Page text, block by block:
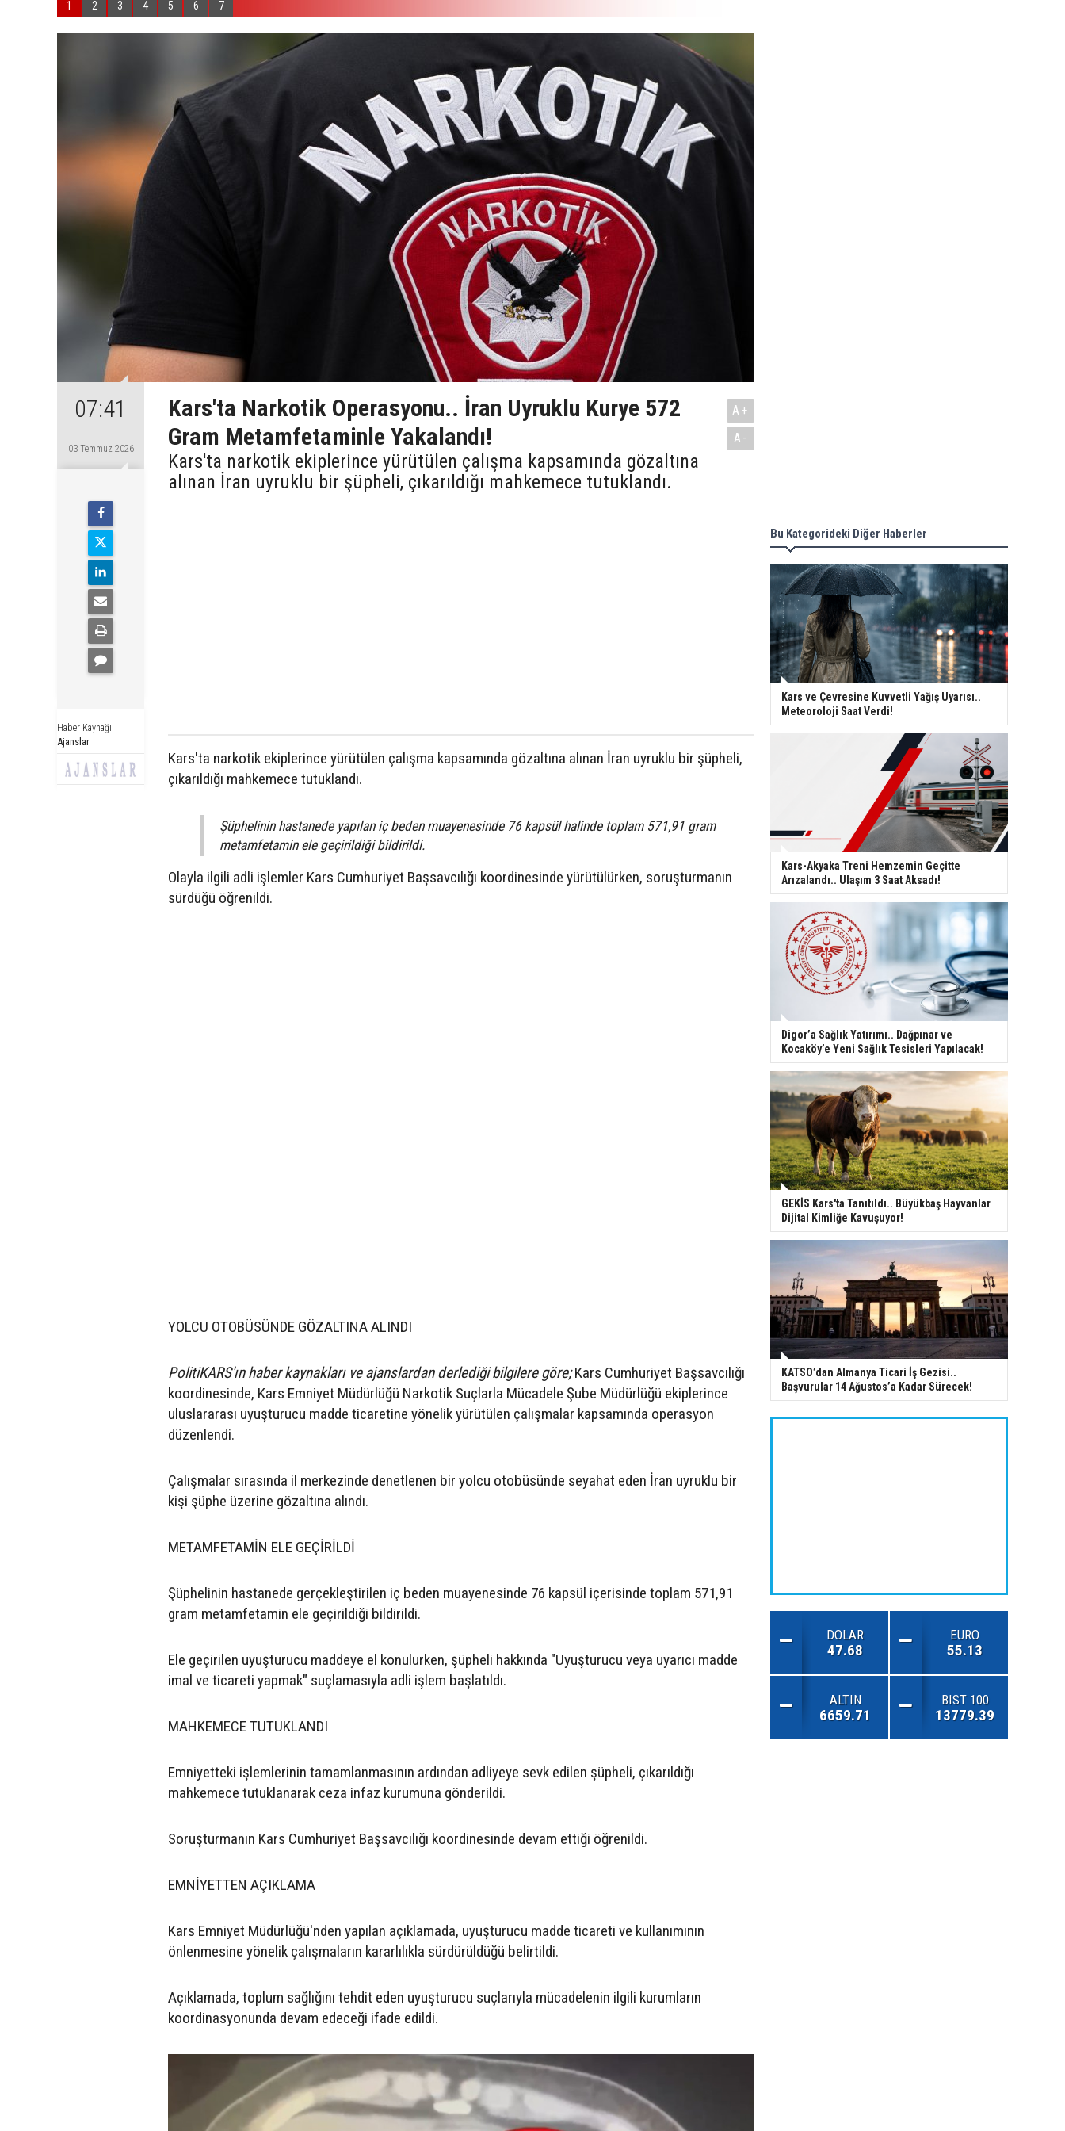
1 2 3 4 5 6 7
07:41
03 Temmuz 2026
Haber Kaynağı
Ajanslar
Kars'ta Narkotik Operasyonu.. İran Uyruklu Kurye 572
Gram Metamfetaminle Yakalandı!
Kars'ta narkotik ekiplerince yürütülen çalışma kapsamında gözaltına
alınan İran uyruklu bir şüpheli, çıkarıldığı mahkemece tutuklandı.
A+
A-
Kars'ta narkotik ekiplerince yürütülen çalışma kapsamında gözaltına alınan İran uyruklu bir şüpheli,
çıkarıldığı mahkemece tutuklandı.
Şüphelinin hastanede yapılan iç beden muayenesinde 76 kapsül halinde toplam 571,91 gram
metamfetamin ele geçirildiği bildirildi.
Olayla ilgili adli işlemler Kars Cumhuriyet Başsavcılığı koordinesinde yürütülürken, soruşturmanın
sürdüğü öğrenildi.
YOLCU OTOBÜSÜNDE GÖZALTINA ALINDI
PolitiKARS'ın haber kaynakları ve ajanslardan derlediği bilgilere göre;Kars Cumhuriyet Başsavcılığı
koordinesinde, Kars Emniyet Müdürlüğü Narkotik Suçlarla Mücadele Şube Müdürlüğü ekiplerince
uluslararası uyuşturucu madde ticaretine yönelik yürütülen çalışmalar kapsamında operasyon
düzenlendi.
Çalışmalar sırasında il merkezinde denetlenen bir yolcu otobüsünde seyahat eden İran uyruklu bir
kişi şüphe üzerine gözaltına alındı.
METAMFETAMİN ELE GEÇİRİLDİ
Şüphelinin hastanede gerçekleştirilen iç beden muayenesinde 76 kapsül içerisinde toplam 571,91
gram metamfetamin ele geçirildiği bildirildi.
Ele geçirilen uyuşturucu maddeye el konulurken, şüpheli hakkında "Uyuşturucu veya uyarıcı madde
imal ve ticareti yapmak" suçlamasıyla adli işlem başlatıldı.
MAHKEMECE TUTUKLANDI
Emniyetteki işlemlerinin tamamlanmasının ardından adliyeye sevk edilen şüpheli, çıkarıldığı
mahkemece tutuklanarak ceza infaz kurumuna gönderildi.
Soruşturmanın Kars Cumhuriyet Başsavcılığı koordinesinde devam ettiği öğrenildi.
EMNİYETTEN AÇIKLAMA
Kars Emniyet Müdürlüğü'nden yapılan açıklamada, uyuşturucu madde ticareti ve kullanımının
önlenmesine yönelik çalışmaların kararlılıkla sürdürüldüğü belirtildi.
Açıklamada, toplum sağlığını tehdit eden uyuşturucu suçlarıyla mücadelenin ilgili kurumların
koordinasyonunda devam edeceği ifade edildi.
Bu Kategorideki Diğer Haberler
Kars ve Çevresine Kuvvetli Yağış Uyarısı..
Meteoroloji Saat Verdi!
Kars-Akyaka Treni Hemzemin Geçitte
Arızalandı.. Ulaşım 3 Saat Aksadı!
Digor’a Sağlık Yatırımı.. Dağpınar ve
Kocaköy’e Yeni Sağlık Tesisleri Yapılacak!
GEKİS Kars'ta Tanıtıldı.. Büyükbaş Hayvanlar
Dijital Kimliğe Kavuşuyor!
KATSO’dan Almanya Ticari İş Gezisi..
Başvurular 14 Ağustos’a Kadar Sürecek!
DOLAR
47.68
EURO
55.13
ALTIN
6659.71
BIST 100
13779.39